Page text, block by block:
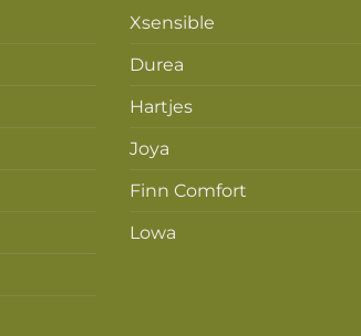
Xsensible
Durea
Hartjes
Joya
Finn Comfort
Lowa